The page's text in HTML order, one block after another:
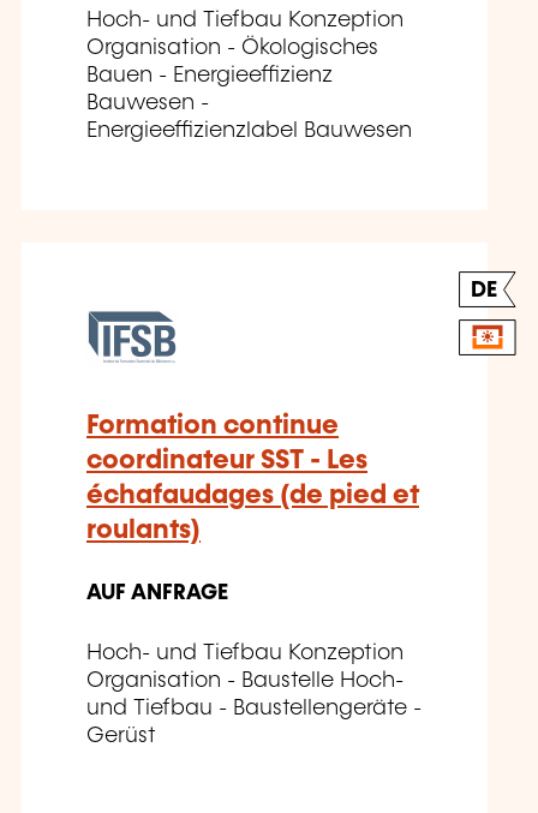
Hoch- und Tiefbau Konzeption
Organisation - Ökologisches
Bauen - Energieeffizienz
Bauwesen -
Energieeffizienzlabel Bauwesen
DE
Formation continue
coordinateur SST - Les
échafaudages (de pied et
roulants)
AUF ANFRAGE
Hoch- und Tiefbau Konzeption
Organisation - Baustelle Hoch-
und Tiefbau - Baustellengeräte -
Gerüst